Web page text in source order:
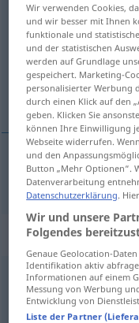
bewilligen
Übersicht aller
(Für mehr Details die
odobriti
odobriti(-bravati)
erlauben,
ermöglichen,
Wir verwenden Cookies,
und wir besser mit Ihnen
funktionale und
und der statistischen
werden auf Grundlage
gespeichert. Marketing-
personalisierter Werbung
durch einen Klick auf den
geben. Klicken Sie
können Ihre Einwilligung
Webseite widerrufen.
und den
Button „Mehr Optionen“.
Datenverarbeitung
Datenschutzerklärung.
Wir und unsere
Folgendes
Genaue Geolocation-
Identifikation aktiv
Informationen auf einem
Messung von Werbung
Entwicklung von
Liste der Partner